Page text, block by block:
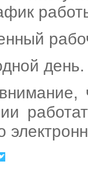
день.